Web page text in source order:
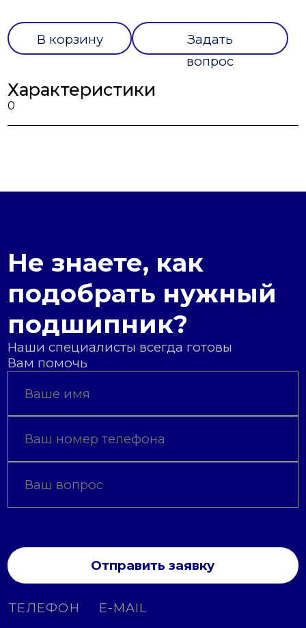
В корзину
Задать
вопрос
Характеристики
0
Не знаете, как
подобрать нужный
подшипник?
Наши специалисты всегда готовы
Вам помочь
Отправить заявку
ТЕЛЕФОН E-MAIL